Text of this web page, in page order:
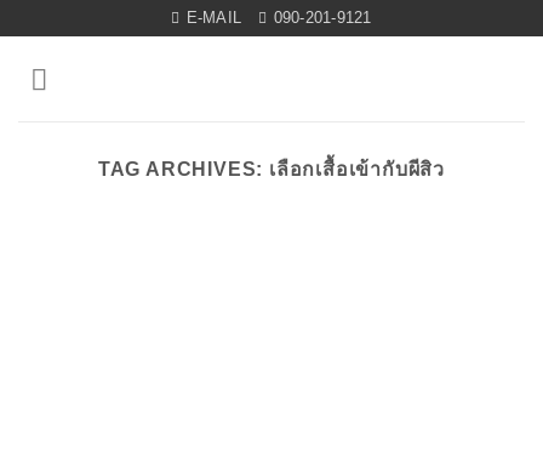
content
E-MAIL 090-201-9121
TAG ARCHIVES: เลือกเสื้อเข้ากับผีสิว